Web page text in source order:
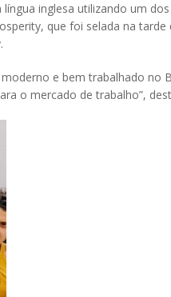
língua inglesa utilizando um
que foi selada na
e bem trabalhado
o mercado de trabalho”,